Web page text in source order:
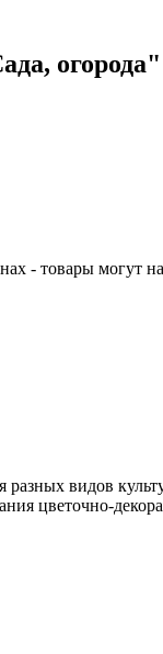
- товары могут
видов
цветочно-